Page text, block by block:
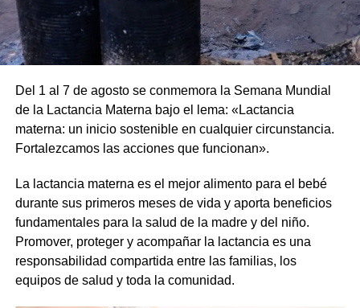
•Auditorio Scelzi
•Salida desde la Logia Masonica
Por más información mantené al tanto las redes de las
Jornadas de Filosofía del Río Uruguay
Linkhttps://www.instagram.com/filosofiadelriouruguay/
Comparte esto:
X Facebook WhatsApp Imprimir
Comparte esto:
X Facebook WhatsApp
Del 1 al 7 de agosto se conmemora la Semana Mundial
de la Lactancia Materna bajo el lema: «Lactancia
materna: un inicio sostenible en cualquier circunstancia.
Fortalezcamos las acciones que funcionan».
La lactancia materna es el mejor alimento para el bebé
durante sus primeros meses de vida y aporta beneficios
fundamentales para la salud de la madre y del niño.
Promover, proteger y acompañar la lactancia es una
responsabilidad compartida entre las familias, los
equipos de salud y toda la comunidad.